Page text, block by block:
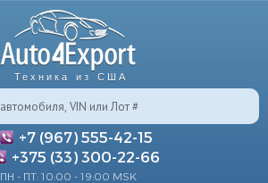
Техника из США
+7 (967) 555-42-15
+375 (33) 300-22-66
ПН - ПТ: 10:00 - 19:00 MSK